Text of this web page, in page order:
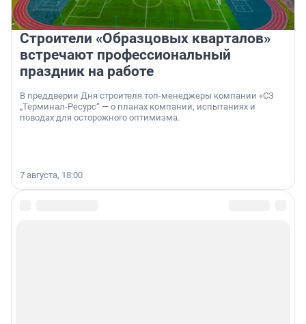
Строители «Образцовых кварталов»
встречают профессиональный
праздник на работе
В преддверии Дня строителя топ-менеджеры компании «СЗ
„Терминал-Ресурс“ — о планах компании, испытаниях и
поводах для осторожного оптимизма.
7 августа, 18:00